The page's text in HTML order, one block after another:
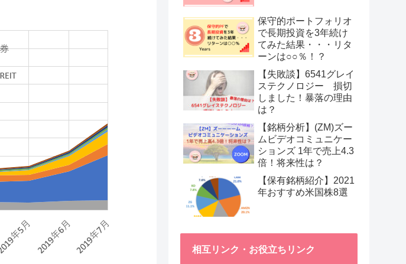
保守的ポートフォリオ
で長期投資を3年続け
てみた結果・・・リタ
ーンは○○％！？
【失敗談】6541グレイ
ステクノロジー 損切
しました！暴落の理由
は？
【銘柄分析】(ZM)ズー
ムビデオコミュニケー
ションズ 1年で売上4.3
倍！将来性は？
【保有銘柄紹介】2021
年おすすめ米国株8選
相互リンク・お役立ちリンク